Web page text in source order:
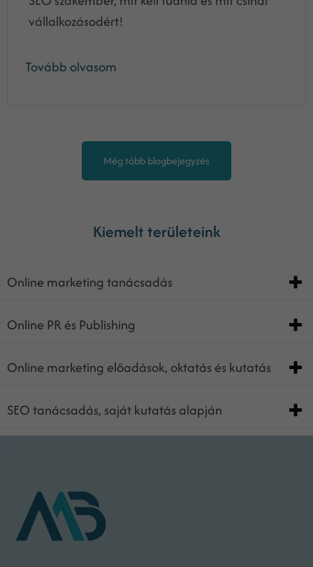
vállalkozásodért!
Tovább olvasom
Még több blogbejegyzés
Kiemelt területeink
Online marketing tanácsadás
Online PR és Publishing
Online marketing előadások, oktatás és kutatás
SEO tanácsadás, saját kutatás alapján